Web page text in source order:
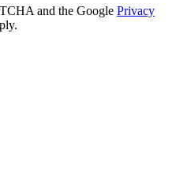
and the Google Privacy